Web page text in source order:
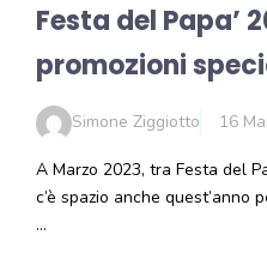
Festa del Papa’
promozioni
Simone Ziggiotto 16
A Marzo 2023, tra Festa del
c’è spazio anche quest’anno
…